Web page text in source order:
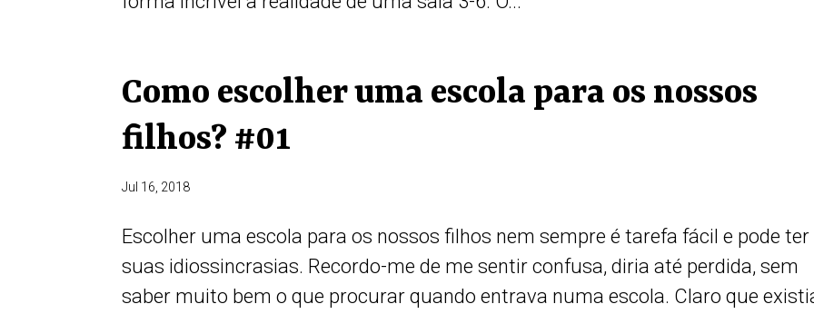
Como escolher uma escola para os nossos
filhos? #01
Jul 16, 2018
Escolher uma escola para os nossos filhos nem sempre é tarefa fácil e pode ter
suas idiossincrasias. Recordo-me de me sentir confusa, diria até perdida, sem
saber muito bem o que procurar quando entrava numa escola. Claro que